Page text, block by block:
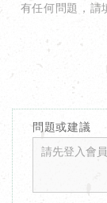
有任何問題，請
問題或建議